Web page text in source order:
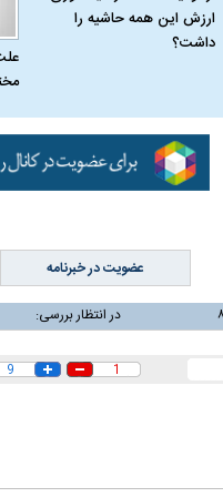
ارزش این همه حاشیه را
داشت؟
عضویت در خبرنامه
در انتظار بررسی:
1
9
گفته‌اند که
ببینید| زن